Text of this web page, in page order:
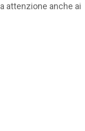
attenzione anche ai